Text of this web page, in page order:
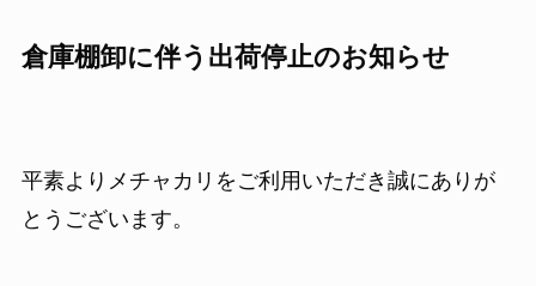
倉庫棚卸に伴う出荷停止のお知らせ
平素よりメチャカリをご利用いただき誠にありが
とうございます。